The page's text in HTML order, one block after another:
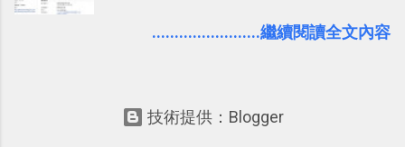
Facebook確 實是目前最好的社群、社
又加入了哪個社團？某位好友又出現在
........................繼續閱讀全文內容
技術提供：Blogger